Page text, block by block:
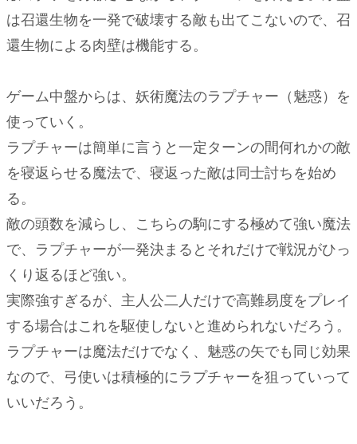
は召還生物を一発で破壊する敵も出てこないので、召
還生物による肉壁は機能する。
ゲーム中盤からは、妖術魔法のラプチャー（魅惑）を
使っていく。
ラプチャーは簡単に言うと一定ターンの間何れかの敵
を寝返らせる魔法で、寝返った敵は同士討ちを始め
る。
敵の頭数を減らし、こちらの駒にする極めて強い魔法
で、ラプチャーが一発決まるとそれだけで戦況がひっ
くり返るほど強い。
実際強すぎるが、主人公二人だけで高難易度をプレイ
する場合はこれを駆使しないと進められないだろう。
ラプチャーは魔法だけでなく、魅惑の矢でも同じ効果
なので、弓使いは積極的にラプチャーを狙っていって
いいだろう。